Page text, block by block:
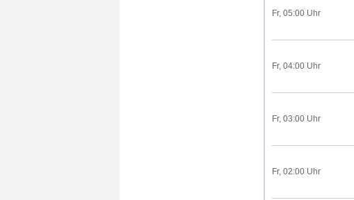
Fr, 05:00 Uhr
Fr, 04:00 Uhr
Fr, 03:00 Uhr
Fr, 02:00 Uhr